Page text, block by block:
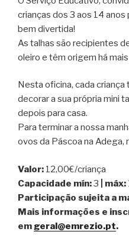
crianças dos 3 aos 14 anos
bem divertida!
As talhas são recipientes
oleiro e têm origem há
Nesta oficina, cada
decorar a sua própria mini
depois para casa.
Para terminar a nossa
ovos da Páscoa na Adega,
Valor: 12,00€/criança
Capacidade mín:3 | máx:
Participação sujeita a
Mais informações e
emgeral@emrezio.pt.